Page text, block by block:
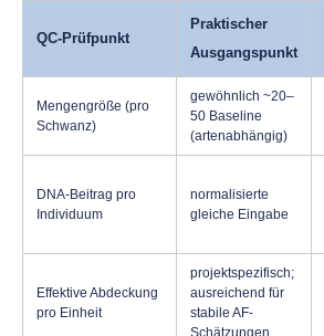
QC-Prüfpunkt
Praktischer
Ausgangspunkt
Mengengröße (pro
Schwanz)
gewöhnlich ~20–
50 Baseline
(artenabhängig)
DNA-Beitrag pro
Individuum
normalisierte
gleiche Eingabe
Effektive Abdeckung
pro Einheit
projektspezifisch;
ausreichend für
stabile AF-
Schätzungen